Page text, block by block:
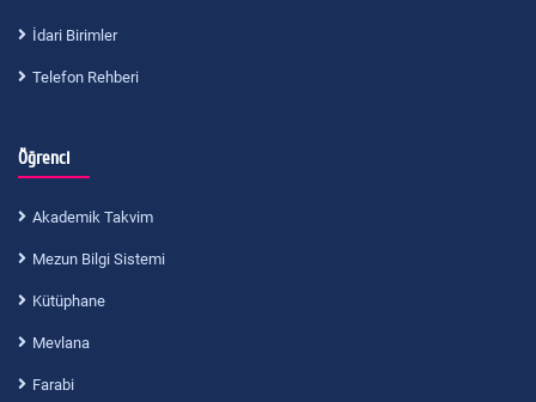
İdari Birimler
Telefon Rehberi
Öğrenci
Akademik Takvim
Mezun Bilgi Sistemi
Kütüphane
Mevlana
Farabi